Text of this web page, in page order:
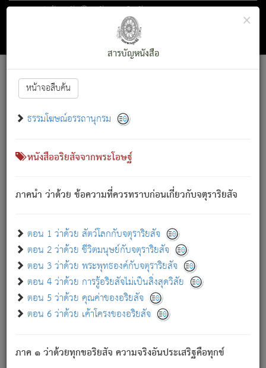
ตอน 1 ว่าด้วย สัตว์โลกกับจตุราริยสัจ
สารบัญ×
สารบัญหนังสือ
หน้าจอสืบค้น
ธรรมโฆษณ์อรรถานุกรม
หนังสืออริยสัจจากพระโอษฐ์
ภาคนำ ว่าด้วย ข้อความที่ควรทราบก่อนเกี่ยวกับจตุราริยสัจ
ตอน 1 ว่าด้วย สัตว์โลกกับจตุราริยสัจ
ตอน 2 ว่าด้วย ชีวิตมนุษย์กับจตุราริยสัจ
ตอน 3 ว่าด้วย พระพุทธองค์กับจตุราริยสัจ
ตอน 4 ว่าด้วย การรู้อริยสัจไม่เป็นสิ่งสุดวิสัย
ตอน 5 ว่าด้วย คุณค่าของอริยสัจ
ตอน 6 ว่าด้วย เค้าโครงของอริยสัจ
ภาค ๑ ว่าด้วยทุกขอริยสัจ ความจริงอันประเสริฐคือทุกข์
Font :15 ]||
สัตว์โลกนี้ เกิดความเดือดร้อนแล้ว มีผัสสะบังหน้า
เขาสำคัญสิ่งใด โดยความเป็นประการใด แต่สิ่งนั้นย่อมเป็น
(ตามที่เป็นจริง) โดยประการอื่นจากที่เขาสำคัญนั้น
สัตว์โลกติดข้องอยู่ในภพ ถูกภพบังหน้าแล้ว มีภพโดยความ
เป็นอย่างอื่น (จากที่มันเป็นอยู่จริง) จึงได้เพลิดเพลินยิ่งนักในภพ
เขาเพลิดเพลินยิ่งนักในสิ่งใด สิ่งนั้นเป็นภัย (ที่เขาไม่รู้จัก)
เขากลัวต่อสิ่งใดสิ่งนั้นเป็นทุกข์
พรหมจรรย์นี้ อันบุคคลย่อมประพฤติ ก็เพื่อการละขาดซึ่ง
ภพ.
สมณะหรือพราหมณ์เหล่าใด กล่าวความหลุดพ้นจากภพว่า
มีได้เพราะภพ เรากล่าวว่า สมณะหรือพราหมณ์ทั้งปวงนั้น
มิใช่ผู้หลดพ้นจากภพ.
ภพ ว่ามีได้เพราะวิภพ[2]: เรากล่าวว่า สมณะหรือพราหมณ์ทั้ง
ปวงนั้น ก็ยังสลัดภพออกไปไม่ได้.